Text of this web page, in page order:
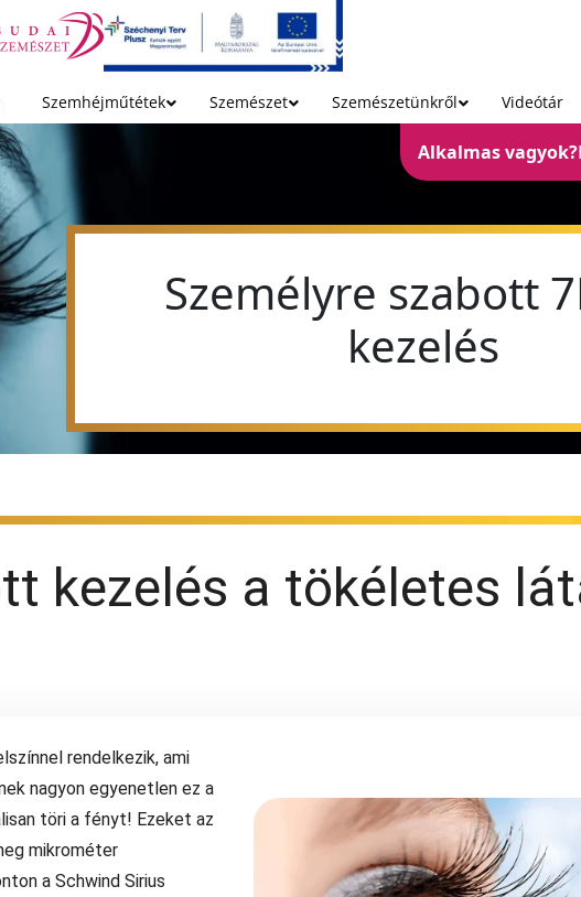
Szemhéjműtétek Szemészet Szemészetünkről Videótár
Alkalmas vagyok?
Személyre szabott
kezelés
kezelés a tökéletes
rendelkezik, ami
nagyon egyenetlen ez a
töri a fényt! Ezeket az
mikrométer
a Schwind Sirius